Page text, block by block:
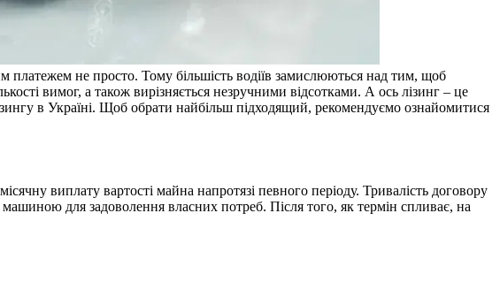
платежем не просто. Тому більшість водіїв замислюються над тим, щоб
вимог, а також вирізняється незручними відсотками. А ось лізинг – це
в Україні. Щоб обрати найбільш підходящий, рекомендуємо ознайомитися
виплату вартості майна напротязі певного періоду. Тривалість договору
для задоволення власних потреб. Після того, як термін спливає, на